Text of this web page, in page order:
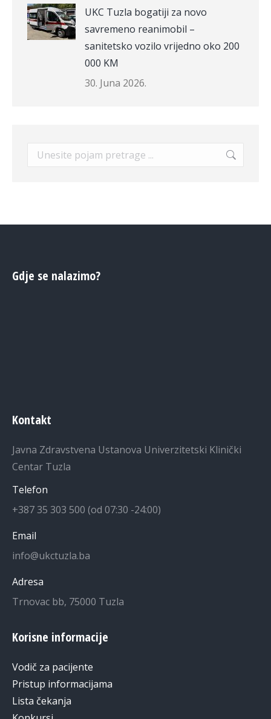
UKC Tuzla bogatiji za novo
savremeno reanimobil –
sanitetsko vozilo vrijedno oko 200
000 KM
30. Juna 2026.
Search:
Gdje se nalazimo?
Kontakt
Javna Zdravstvena Ustanova Univerzitetski Klinički
Centar Tuzla
Telefon
+387 35 303 500 (od 07:30 -24:00)
Email
info@ukctuzla.ba
Adresa
Trnovac bb, 75000 Tuzla
Korisne informacije
Vodič za pacijente
Pristup informacijama
Lista čekanja